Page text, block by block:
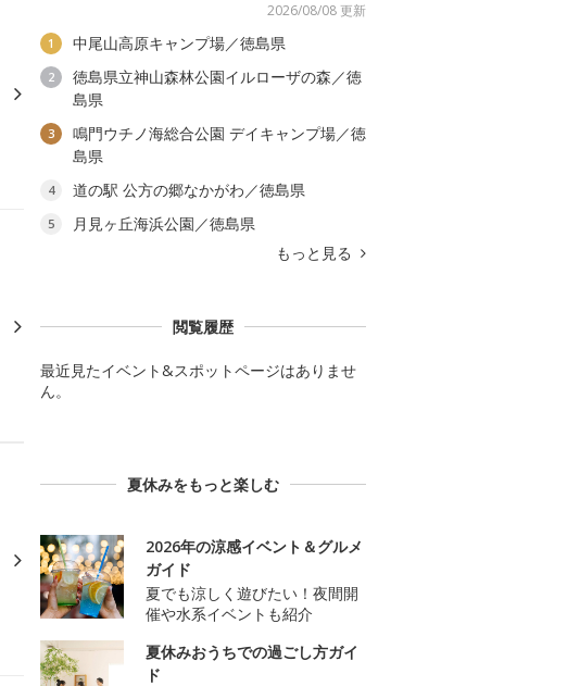
2026/08/08 更新
1 中尾山高原キャンプ場／徳島県
2
徳島県立神山森林公園イルローザの森／徳
島県
3
鳴門ウチノ海総合公園 デイキャンプ場／徳
島県
4 道の駅 公方の郷なかがわ／徳島県
5
月見ヶ丘海浜公園／徳島県
もっと見る
閲覧履歴
最近見たイベント&スポットページはありませ
ん。
夏休みをもっと楽しむ
2026年の涼感イベント＆グルメ
ガイド
夏でも涼しく遊びたい！夜間開
催や水系イベントも紹介
夏休みおうちでの過ごし方ガイ
ド